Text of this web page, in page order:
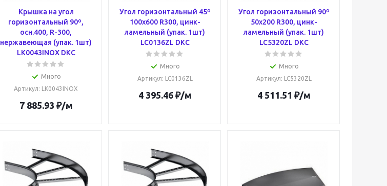
Крышка на угол
горизонтальный 90º,
осн.400, R-300,
нержавеющая (упак. 1шт)
LK0043INOX DKC
Много
Артикул: LK0043INOX
7 885.93 ₽/м
Угол горизонтальный 45º
100x600 R300, цинк-
ламельный (упак. 1шт)
LC0136ZL DKC
Много
Артикул: LC0136ZL
4 395.46₽/м
Угол горизонтальный 90º
50x200 R300, цинк-
ламельный (упак. 1шт)
LC5320ZL DKC
Много
Артикул: LC5320ZL
4 511.51 ₽/м